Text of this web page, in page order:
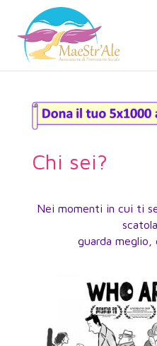
Chi sei?
Nei momenti in cui ti
guarda meglio,